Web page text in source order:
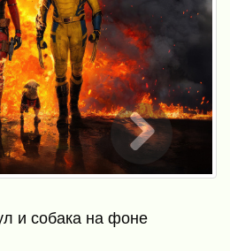
и собака на фоне